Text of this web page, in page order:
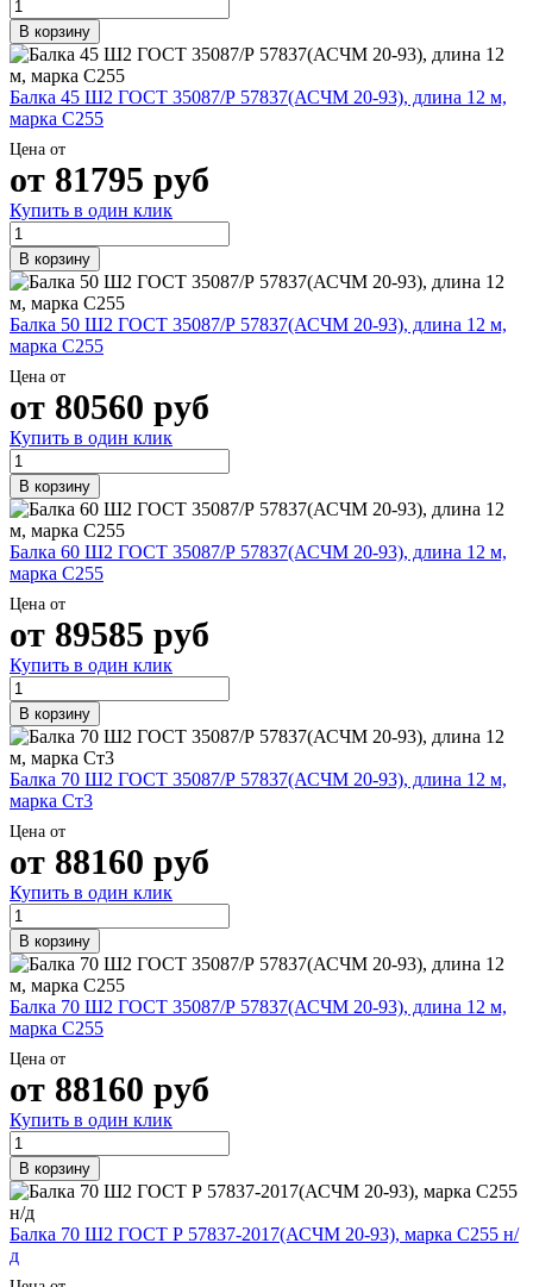
В корзину
Балка 45 Ш2 ГОСТ 35087/Р 57837(АСЧМ 20-93), длина 12 м,
марка С255
Цена от
от 81795 руб
Купить в один клик
В корзину
Балка 50 Ш2 ГОСТ 35087/Р 57837(АСЧМ 20-93), длина 12 м,
марка С255
Цена от
от 80560 руб
Купить в один клик
В корзину
Балка 60 Ш2 ГОСТ 35087/Р 57837(АСЧМ 20-93), длина 12 м,
марка С255
Цена от
от 89585 руб
Купить в один клик
В корзину
Балка 70 Ш2 ГОСТ 35087/Р 57837(АСЧМ 20-93), длина 12 м,
марка Ст3
Цена от
от 88160 руб
Купить в один клик
В корзину
Балка 70 Ш2 ГОСТ 35087/Р 57837(АСЧМ 20-93), длина 12 м,
марка С255
Цена от
от 88160 руб
Купить в один клик
В корзину
Балка 70 Ш2 ГОСТ Р 57837-2017(АСЧМ 20-93), марка С255 н/
д